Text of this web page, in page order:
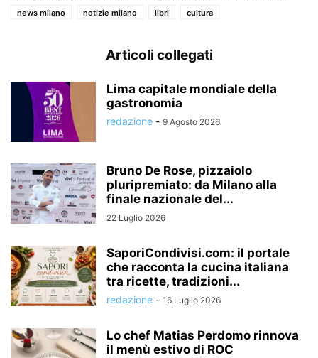
news milano
notizie milano libri cultura
Articoli collegati
Lima capitale mondiale della
gastronomia
redazione - 9 Agosto 2026
Bruno De Rose, pizzaiolo
pluripremiato: da Milano alla
finale nazionale del...
22 Luglio 2026
SaporiCondivisi.com: il portale
che racconta la cucina italiana
tra ricette, tradizioni...
redazione - 16 Luglio 2026
Lo chef Matias Perdomo rinnova
il menù estivo di ROC